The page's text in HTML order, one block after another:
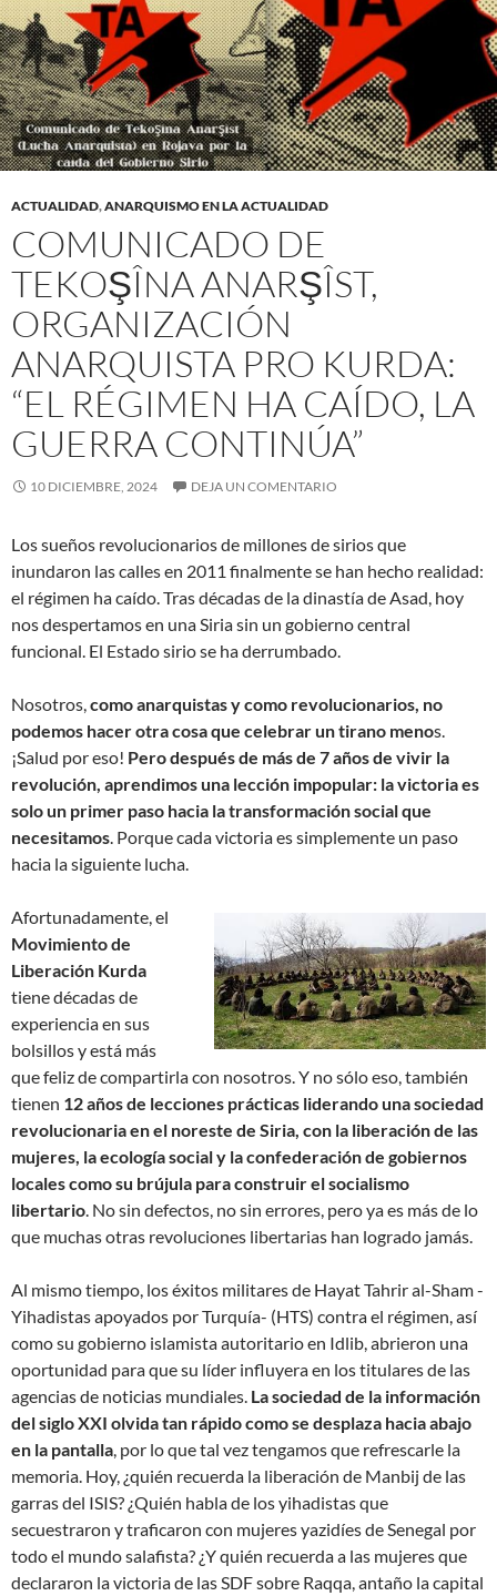
ACTUALIDAD,ANARQUISMO EN LA ACTUALIDAD
COMUNICADO DE
TEKOŞÎNA ANARŞÎST,
ORGANIZACIÓN
ANARQUISTA PRO KURDA:
“EL RÉGIMEN HA CAÍDO, LA
GUERRA CONTINÚA”
10 DICIEMBRE, 2024 DEJA UN COMENTARIO
Los sueños revolucionarios de millones de sirios que
inundaron las calles en 2011 finalmente se han hecho realidad:
el régimen ha caído. Tras décadas de la dinastía de Asad, hoy
nos despertamos en una Siria sin un gobierno central
funcional. El Estado sirio se ha derrumbado.
Nosotros,como anarquistas y como revolucionarios, no
podemos hacer otra cosa que celebrar un tirano menos.
¡Salud por eso! Pero después de más de 7 años de vivir la
revolución, aprendimos una lección impopular: la victoria es
solo un primer paso hacia la transformación social que
necesitamos. Porque cada victoria es simplemente un paso
hacia la siguiente lucha.
Afortunadamente, el
Movimiento de
Liberación Kurda
tiene décadas de
experiencia en sus
bolsillos y está más
que feliz de compartirla con nosotros. Y no sólo eso, también
tienen 12 años de lecciones prácticas liderando una sociedad
revolucionaria en el noreste de Siria, con la liberación de las
mujeres, la ecología social y la confederación de gobiernos
locales como su brújula para construir el socialismo
libertario. No sin defectos, no sin errores, pero ya es más de lo
que muchas otras revoluciones libertarias han logrado jamás.
Al mismo tiempo, los éxitos militares de Hayat Tahrir al-Sham -
Yihadistas apoyados por Turquía- (HTS) contra el régimen, así
como su gobierno islamista autoritario en Idlib, abrieron una
oportunidad para que su líder influyera en los titulares de las
agencias de noticias mundiales. La sociedad de la información
del siglo XXI olvida tan rápido como se desplaza hacia abajo
en la pantalla, por lo que tal vez tengamos que refrescarle la
memoria. Hoy, ¿quién recuerda la liberación de Manbij de las
garras del ISIS? ¿Quién habla de los yihadistas que
secuestraron y traficaron con mujeres yazidíes de Senegal por
todo el mundo salafista? ¿Y quién recuerda a las mujeres que
declararon la victoria de las SDF sobre Raqqa, antaño la capital